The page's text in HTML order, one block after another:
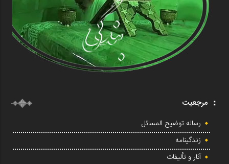
مرجعیت
رساله توضیح المسائل
زندگینامه
آثار و تألیفات